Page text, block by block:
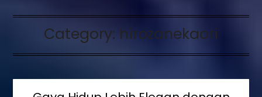
Category: hirozanekaori